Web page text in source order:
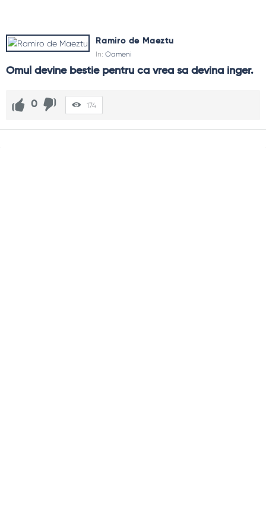
Ramiro de Maeztu
In: Oameni
Omul devine bestie pentru ca vrea sa devina inger.
0 174